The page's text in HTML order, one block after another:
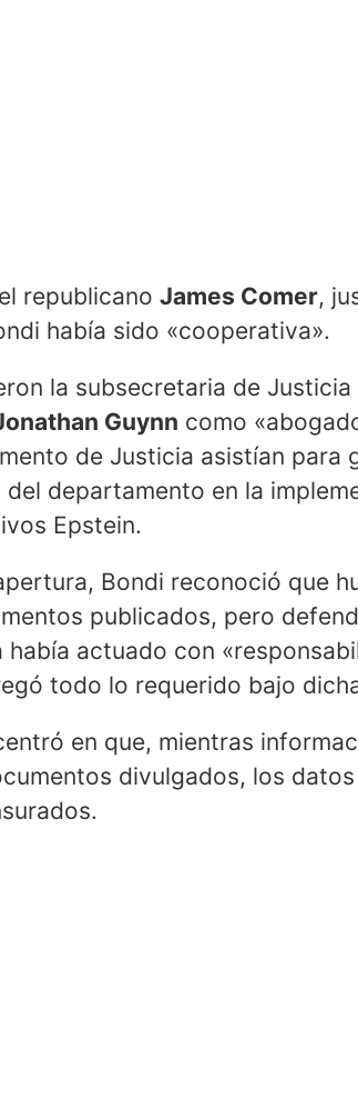
republicano James Comer,
había sido «cooperativa».
la subsecretaria de Justicia
Guynn como
de Justicia asistían para
departamento en la
Epstein.
Bondi reconoció que
publicados, pero
actuado con
todo lo requerido bajo
en que, mientras
divulgados, los